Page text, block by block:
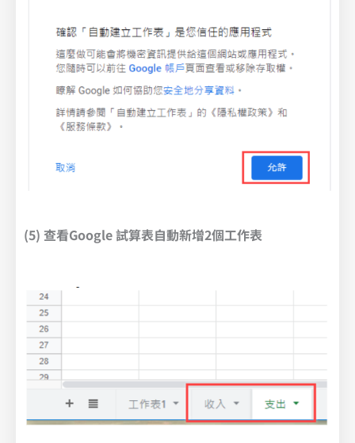
(5) 查看Google 試算表自動新增2個工作表